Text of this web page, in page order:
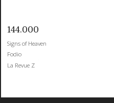
144.000
Signs of Heaven
Fodio
La Revue Z